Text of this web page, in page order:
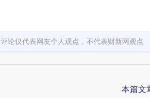
评论仅代表网友个人观点，不代表财新网观点
本篇文